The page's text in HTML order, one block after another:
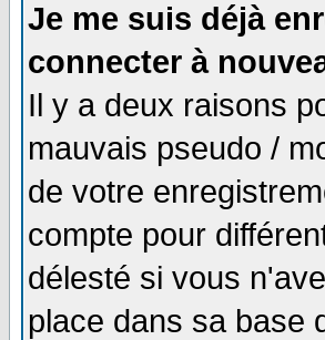
Je me suis déjà
connecter à
Il y a deux raisons
mauvais pseudo /
de votre
compte pour
délesté si vous
place dans sa base